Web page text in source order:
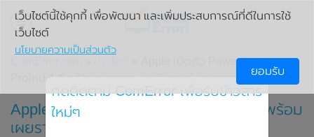
» Apple เปิดตัว Powerbeats
Proใหม่ 4 สี พร้อมเผยราคา และวันเวลาในการวางจำหน่าย
Apple เปิดตัว Powerbeats Proใหม่ 4 สี พร้อม
เผยราคา และวันเวลาในการวางจำหน่าย
เว็บไซต์นี้ใช้คุกกี้ เพื่อพัฒนา และเพิ่มประสบการณ์ที่ดีในการใช้
เว็บไซต์
นโยบายความเป็นส่วนตัว
ยอมรับ
กดติดตาม ComError เพื่อรับข่าวสาร
ใหม่ๆ